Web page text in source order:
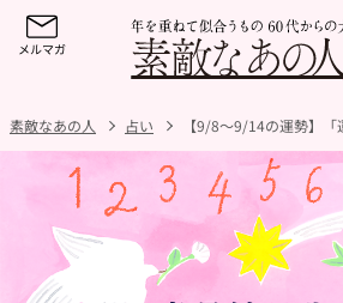
素敵なあの人 占い